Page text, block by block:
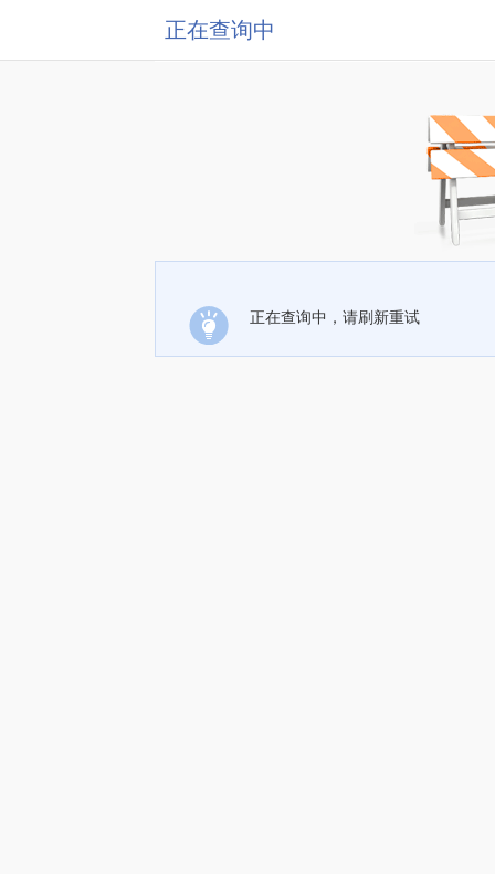
正在查询中
正在查询中，请刷新重试